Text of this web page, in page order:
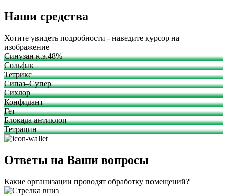
Наши средства
Хотите увидеть подробности - наведите курсор на
изображение
Синузан к.э.48%
Сольфак
Тетрикс
Сипаз–Супер
Сихлор
Конфидант
Гет
Блокада антиклоп
Тетрацин
Ответы на Ваши вопросы
Какие организации проводят обработку помещений?